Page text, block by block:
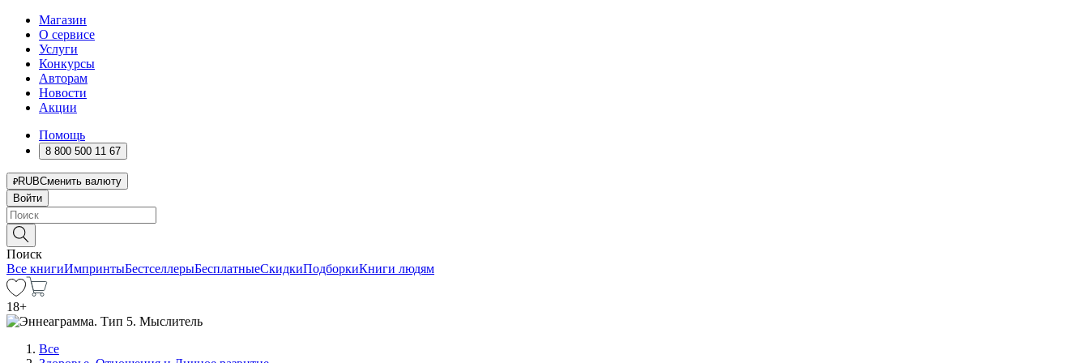
Магазин
О сервисе
Услуги
Конкурсы
Авторам
Новости
Акции
Помощь
8 800 500 11 67
RUBСменить валюту
Войти
Поиск
Все книгиИмпринтыБестселлерыБесплатныеСкидкиПодборкиКниги людям
18+
Все